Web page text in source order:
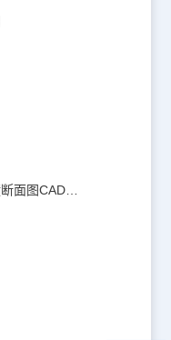
道路设计CAD图纸之道路标准横断面图CAD图纸